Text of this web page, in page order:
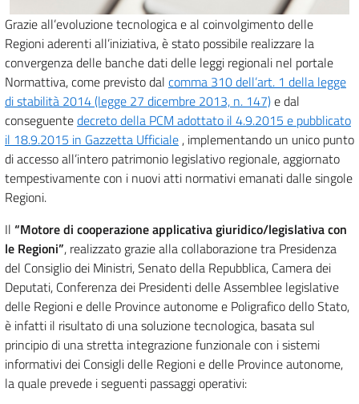
Grazie all’evoluzione tecnologica e al coinvolgimento delle
Regioni aderenti all’iniziativa, è stato possibile realizzare la
convergenza delle banche dati delle leggi regionali nel portale
Normattiva, come previsto dal comma 310 dell’art. 1 della legge
di stabilità 2014 (legge 27 dicembre 2013, n. 147)e dal
conseguentedecreto della PCM adottato il 4.9.2015 e pubblicato
il 18.9.2015 in Gazzetta Ufficiale , implementando un unico punto
di accesso all’intero patrimonio legislativo regionale, aggiornato
tempestivamente con i nuovi atti normativi emanati dalle singole
Regioni.
Il “Motore di cooperazione applicativa giuridico/legislativa con
le Regioni”, realizzato grazie alla collaborazione tra Presidenza
del Consiglio dei Ministri, Senato della Repubblica, Camera dei
Deputati, Conferenza dei Presidenti delle Assemblee legislative
delle Regioni e delle Province autonome e Poligrafico dello Stato,
è infatti il risultato di una soluzione tecnologica, basata sul
principio di una stretta integrazione funzionale con i sistemi
informativi dei Consigli delle Regioni e delle Province autonome,
la quale prevede i seguenti passaggi operativi: